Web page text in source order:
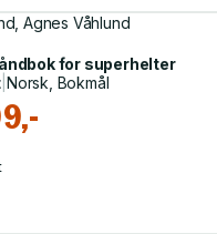
Agnes Våhlund
for superhelter
|Norsk, Bokmål